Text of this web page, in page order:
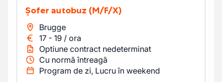
Șofer autobuz (M/F/X)
Brugge
17 - 19 / ora
Optiune contract nedeterminat
Cu normă întreagă
Program de zi, Lucru în weekend